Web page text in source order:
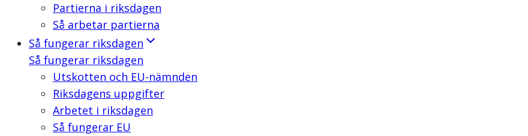
Partierna i riksdagen
Så arbetar partierna
Så fungerar riksdagen
Så fungerar riksdagen
Utskotten och EU-nämnden
Riksdagens uppgifter
Arbetet i riksdagen
Så fungerar EU